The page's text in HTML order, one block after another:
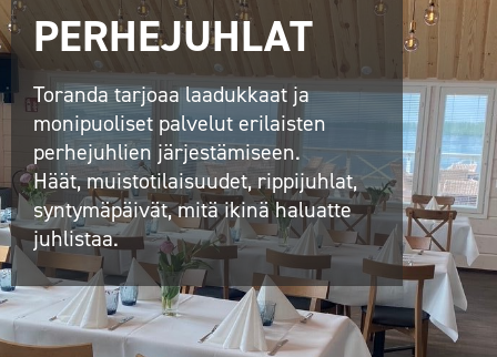
PERHEJUHLAT
Toranda tarjoaa laadukkaat ja
monipuoliset palvelut erilaisten
perhejuhlien järjestämiseen.
Häät, muistotilaisuudet, rippijuhlat,
syntymäpäivät, mitä ikinä haluatte
juhlistaa.